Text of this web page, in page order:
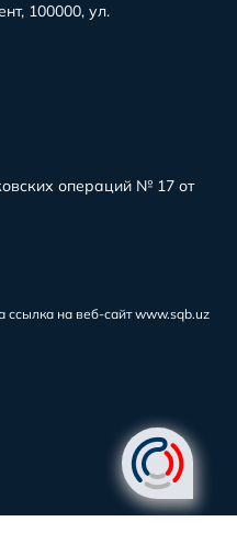
100000, ул.
операций № 17 от
ссылка на веб-сайт www.sqb.uz